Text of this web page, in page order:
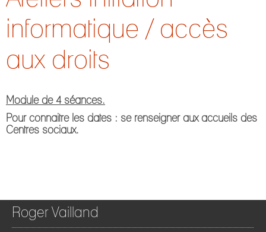
informatique / accès
aux droits
Module de 4 séances.
Pour connaitre les dates : se renseigner aux accueils des
Centres sociaux.
Roger Vailland